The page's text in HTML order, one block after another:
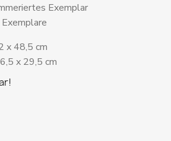
Exemplar
x 48,5 cm
x 29,5 cm